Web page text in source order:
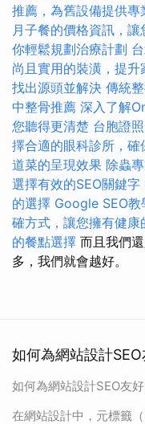
推薦，為舊設備提供專
月子餐的價格資訊，
你輕鬆規劃治療計劃
尚且實用的裝潢，提升
找出源頭並解決 傳統
中整骨推薦 深入了解
您聽得更清楚 台胞證
擇合適的眼科診所，確
道菜的呈現效果 除蟲
選擇有效的SEO關鍵字
的選擇 Google SEO
確方式，讓您擁有健康
的餐點選擇 而且我們
多，我們就會越好。
如何為網站設計
如何為網站設計SEO友
在網站設計中，元標籤